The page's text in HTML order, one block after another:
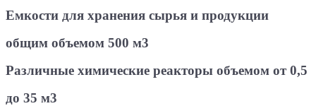
Емкости для хранения сырья и продукции
общим объемом 500 м3
Различные химические реакторы объемом от 0,5
до 35 м3